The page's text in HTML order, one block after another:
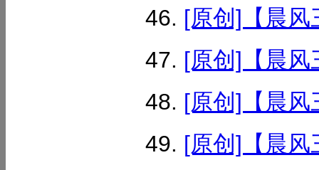
[原创]【晨风
[原创]【晨风
[原创]【晨风
[原创]【晨风